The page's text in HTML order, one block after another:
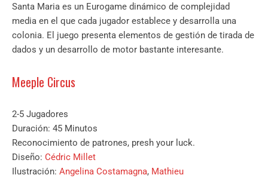
Santa Maria es un Eurogame dinámico de complejidad
media en el que cada jugador establece y desarrolla una
colonia. El juego presenta elementos de gestión de tirada de
dados y un desarrollo de motor bastante interesante.
Meeple Circus
2-5 Jugadores
Duración: 45 Minutos
Reconocimiento de patrones, presh your luck.
Diseño: Cédric Millet
Ilustración: Angelina Costamagna, Mathieu